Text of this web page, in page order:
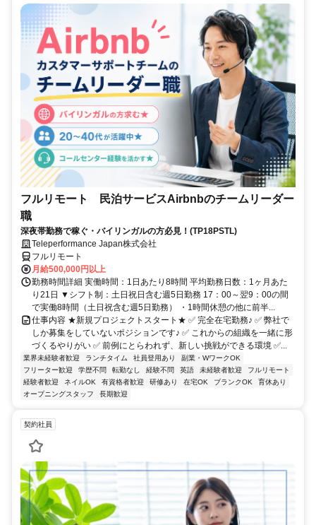
フルリモート 民泊サービスAirbnbのチームリーダー
職
深夜帯勤務で稼ぐ・バイリンガルの方必見！(TP18PSTL)
Teleperformance Japan株式会社
フルリモート
月給500,000円以上
勤務時間詳細 実働時間：1日あたり8時間 平均勤務日数：1ヶ月あた
り21日 ▼シフト制：土日祝日含む週5日勤務 17：00～翌9：00の間
で実働8時間（土日祝含む週5日勤務） ・1時間休憩の他に前半...
仕事内容 ★新規プロジェクトスタート★ ✅ 完全在宅勤務♪ ✅ 弊社で
しか募集をしていないポジションです♪ ✅ これからの組織を一緒に形
づくるやりがい ✅ 前例にとらわれず、新しい挑戦ができる環境 ✅...
業界未経験者歓迎 ランチタイム 社員登用あり
副業・WワークOK
フリーター歓迎
学歴不問 転勤なし 経験不問 英語 未経験者歓迎
フルリモート
経験者歓迎
ネイルOK 有資格者歓迎 研修あり 在宅OK ブランクOK
育休あり
オープニングスタッフ
長期歓迎
契約社員